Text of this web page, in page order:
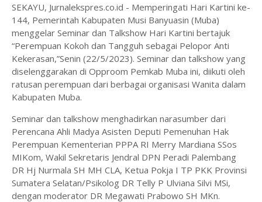
SEKAYU, Jurnalekspres.co.id - Memperingati Hari Kartini ke-
144, Pemerintah Kabupaten Musi Banyuasin (Muba)
menggelar Seminar dan Talkshow Hari Kartini bertajuk
“Perempuan Kokoh dan Tangguh sebagai Pelopor Anti
Kekerasan,”Senin (22/5/2023). Seminar dan talkshow yang
diselenggarakan di Opproom Pemkab Muba ini, diikuti oleh
ratusan perempuan dari berbagai organisasi Wanita dalam
Kabupaten Muba.
Seminar dan talkshow menghadirkan narasumber dari
Perencana Ahli Madya Asisten Deputi Pemenuhan Hak
Perempuan Kementerian PPPA RI Merry Mardiana SSos
MIKom, Wakil Sekretaris Jendral DPN Peradi Palembang
DR Hj Nurmala SH MH CLA, Ketua Pokja I TP PKK Provinsi
Sumatera Selatan/Psikolog DR Telly P Ulviana Silvi MSi,
dengan moderator DR Megawati Prabowo SH MKn.